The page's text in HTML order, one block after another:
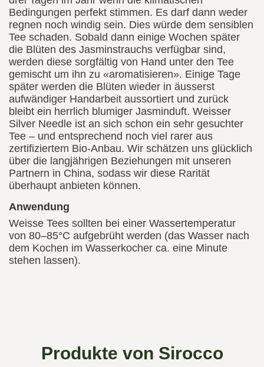
Bedingungen perfekt stimmen. Es darf dann weder
regnen noch windig sein. Dies würde dem sensiblen
Tee schaden. Sobald dann einige Wochen später
die Blüten des Jasminstrauchs verfügbar sind,
werden diese sorgfältig von Hand unter den Tee
gemischt um ihn zu «aromatisieren». Einige Tage
später werden die Blüten wieder in äusserst
aufwändiger Handarbeit aussortiert und zurück
bleibt ein herrlich blumiger Jasminduft. Weisser
Silver Needle ist an sich schon ein sehr gesuchter
Tee – und entsprechend noch viel rarer aus
zertifiziertem Bio-Anbau. Wir schätzen uns glücklich
über die langjährigen Beziehungen mit unseren
Partnern in China, sodass wir diese Rarität
überhaupt anbieten können.
Anwendung
Weisse Tees sollten bei einer Wassertemperatur
von 80–85°C aufgebrüht werden (das Wasser nach
dem Kochen im Wasserkocher ca. eine Minute
stehen lassen).
Produkte von Sirocco